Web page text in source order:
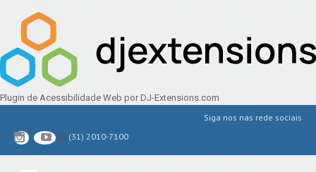
Plugin de Acessibilidade Web por DJ-Extensions.com
Siga nos nas rede sociais
(31) 2010-7100